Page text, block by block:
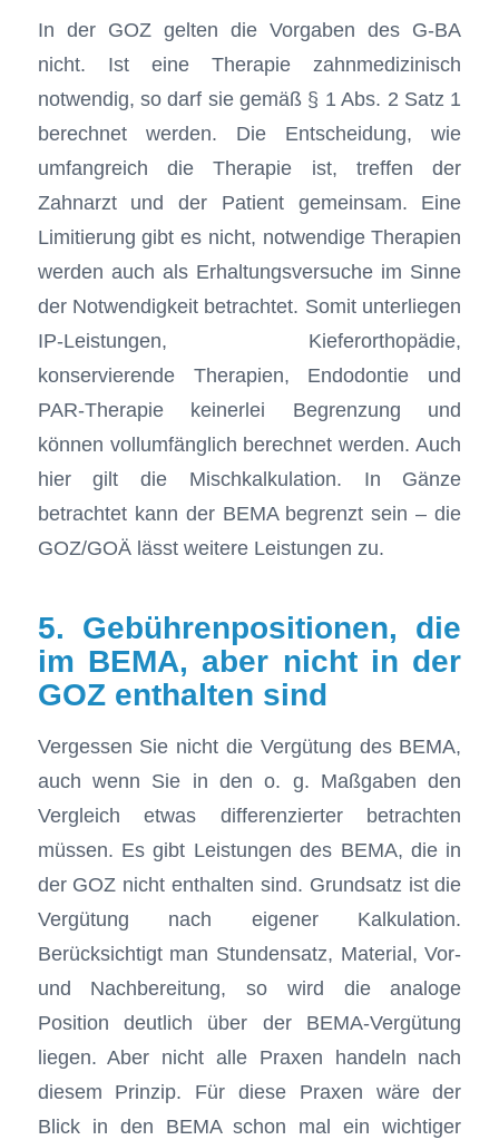
In der GOZ gelten die Vorgaben des G-BA
nicht. Ist eine Therapie zahnmedizinisch
notwendig, so darf sie gemäß § 1 Abs. 2 Satz 1
berechnet werden. Die Entscheidung, wie
umfangreich die Therapie ist, treffen der
Zahnarzt und der Patient gemeinsam. Eine
Limitierung gibt es nicht, notwendige Therapien
werden auch als Erhaltungsversuche im Sinne
der Notwendigkeit betrachtet. Somit unterliegen
IP-Leistungen, Kieferorthopädie,
konservierende Therapien, Endodontie und
PAR-Therapie keinerlei Begrenzung und
können vollumfänglich berechnet werden. Auch
hier gilt die Mischkalkulation. In Gänze
betrachtet kann der BEMA begrenzt sein – die
GOZ/GOÄ lässt weitere Leistungen zu.
5. Gebührenpositionen, die
im BEMA, aber nicht in der
GOZ enthalten sind
Vergessen Sie nicht die Vergütung des BEMA,
auch wenn Sie in den o. g. Maßgaben den
Vergleich etwas differenzierter betrachten
müssen. Es gibt Leistungen des BEMA, die in
der GOZ nicht enthalten sind. Grundsatz ist die
Vergütung nach eigener Kalkulation.
Berücksichtigt man Stundensatz, Material, Vor-
und Nachbereitung, so wird die analoge
Position deutlich über der BEMA-Vergütung
liegen. Aber nicht alle Praxen handeln nach
diesem Prinzip. Für diese Praxen wäre der
Blick in den BEMA schon mal ein wichtiger